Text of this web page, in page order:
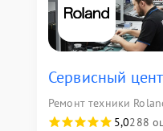
Сервисный
Ремонт техники
5,0288